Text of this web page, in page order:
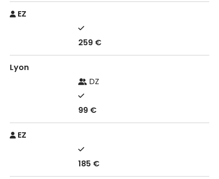
EZ
259 €
Lyon
DZ
99 €
EZ
185 €